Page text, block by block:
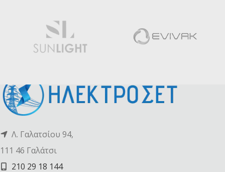
Λ. Γαλατσίου 94,
111 46 Γαλάτσι
210 29 18 144